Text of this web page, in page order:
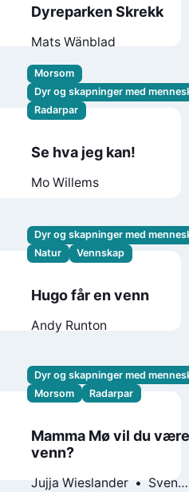
Dyreparken Skrekk
Mats Wänblad
Morsom
Dyr og skapninger med
Radarpar
Se hva jeg kan!
Mo Willems
Dyr og skapninger med
Natur
Vennskap
Hugo får en venn
Andy Runton
Dyr og skapninger med
Morsom
Radarpar
Mamma Mø vil du
venn?
Jujja Wieslander
Sven